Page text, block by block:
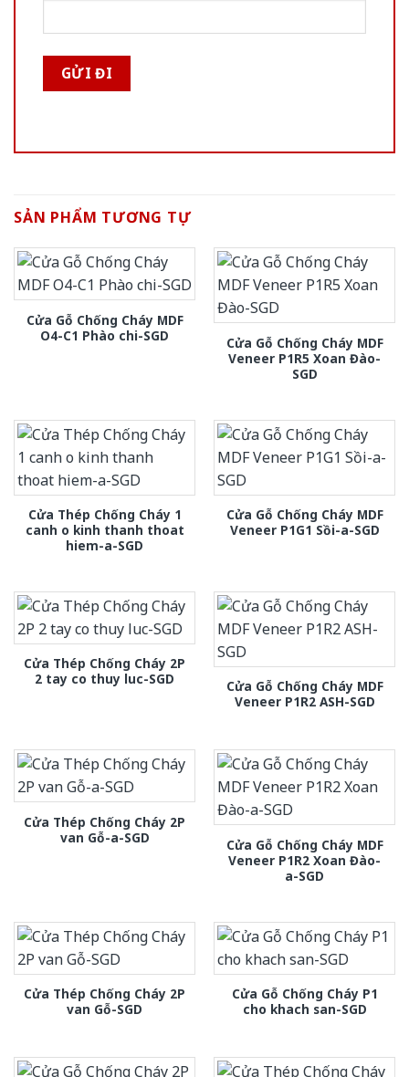
SẢN PHẨM TƯƠNG TỰ
Cửa Gỗ Chống Cháy MDF
O4-C1 Phào chi-SGD
Cửa Gỗ Chống Cháy MDF
Veneer P1R5 Xoan Đào-
SGD
Cửa Thép Chống Cháy 1
canh o kinh thanh thoat
hiem-a-SGD
Cửa Gỗ Chống Cháy MDF
Veneer P1G1 Sồi-a-SGD
Cửa Thép Chống Cháy 2P
2 tay co thuy luc-SGD
Cửa Gỗ Chống Cháy MDF
Veneer P1R2 ASH-SGD
Cửa Thép Chống Cháy 2P
van Gỗ-a-SGD
Cửa Gỗ Chống Cháy MDF
Veneer P1R2 Xoan Đào-
a-SGD
Cửa Thép Chống Cháy 2P
van Gỗ-SGD
Cửa Gỗ Chống Cháy P1
cho khach san-SGD